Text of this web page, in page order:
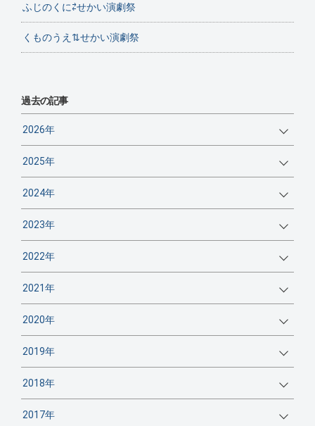
ふじのくに⇄せかい演劇祭
くものうえ⇅せかい演劇祭
過去の記事
2026年
2025年
2024年
2023年
2022年
2021年
2020年
2019年
2018年
2017年